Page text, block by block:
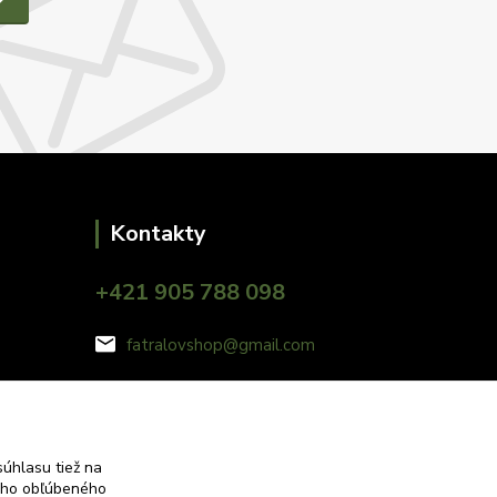
Kontakty
+421 905 788 098
fatralovshop@gmail.com
tiež na
obľúbeného